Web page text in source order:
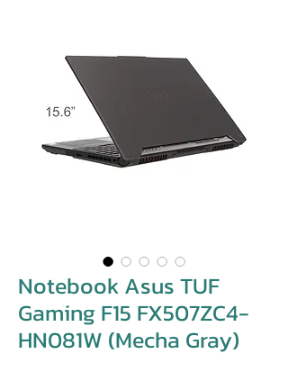
Notebook Asus TUF
Gaming F15 FX507ZC4-
HN081W (Mecha Gray)